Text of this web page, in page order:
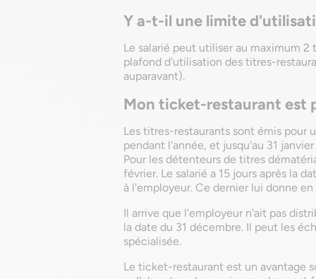
Y a-t-il une limite
Le salarié peut utiliser au maximum
plafond d'utilisation des titres-
auparavant).
Mon ticket-restaurant est
Les titres-restaurants sont émis pour
pendant l'année, et jusqu'au 31
Pour les détenteurs de titres
février. Le salarié a 15 jours après la
à l'employeur. Ce dernier lui donne
Il arrive que l'employeur n'ait pas
la date du 31 décembre. Il peut les
spécialisée.
Le ticket-restaurant est un avantage